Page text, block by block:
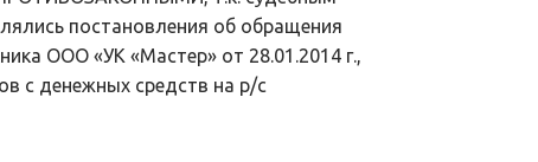
постановления об обращения
ООО «УК «Мастер» от 28.01.2014 г.,
с денежных средств на р/с